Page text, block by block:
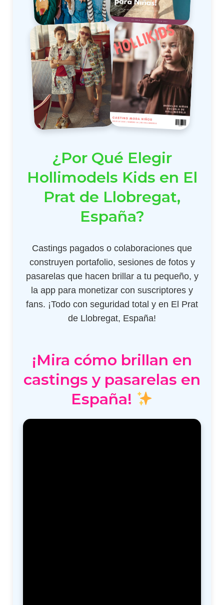
¿Por Qué Elegir
Hollimodels Kids en El
Prat de Llobregat,
España?
Castings pagados o colaboraciones que
construyen portafolio, sesiones de fotos y
pasarelas que hacen brillar a tu pequeño, y
la app para monetizar con suscriptores y
fans. ¡Todo con seguridad total y en El Prat
de Llobregat, España!
¡Mira cómo brillan en
castings y pasarelas en
España!